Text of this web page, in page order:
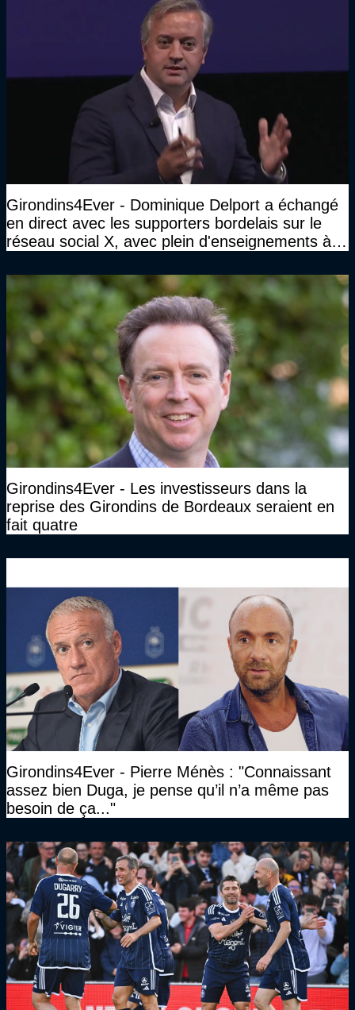
Girondins4Ever - Dominique Delport a échangé
en direct avec les supporters bordelais sur le
réseau social X, avec plein d'enseignements à la
Girondins4Ever - Les investisseurs dans la
reprise des Girondins de Bordeaux seraient en
fait quatre
Girondins4Ever - Pierre Ménès : "Connaissant
assez bien Duga, je pense qu’il n’a même pas
besoin de ça..."